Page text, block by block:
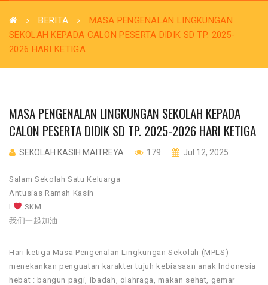
BERITA
MASA PENGENALAN LINGKUNGAN
SEKOLAH KEPADA CALON PESERTA DIDIK SD TP. 2025-
2026 HARI KETIGA
MASA PENGENALAN LINGKUNGAN SEKOLAH KEPADA
CALON PESERTA DIDIK SD TP. 2025-2026 HARI KETIGA
SEKOLAH KASIH MAITREYA 179 Jul 12, 2025
Salam Sekolah Satu Keluarga
Antusias Ramah Kasih
I
SKM
我们一起加油
Hari ketiga Masa Pengenalan Lingkungan Sekolah (MPLS)
menekankan penguatan karakter tujuh kebiasaan anak Indonesia
hebat : bangun pagi, ibadah, olahraga, makan sehat, gemar